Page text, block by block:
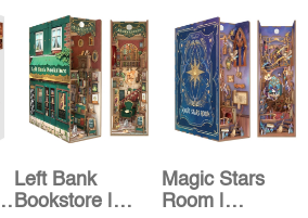
Left Bank
Bookstore |
Magic Stars
Room |